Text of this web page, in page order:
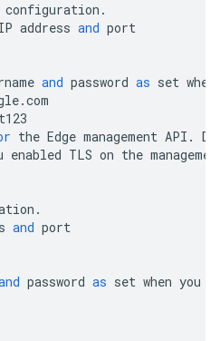
configuration .
address and port
and password as set when
.com
the Edge management API .
enabled TLS on the
.
and port
password as set when you